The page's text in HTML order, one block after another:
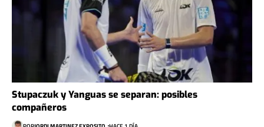
Stupaczuk y Yanguas se separan: posibles
compañeros